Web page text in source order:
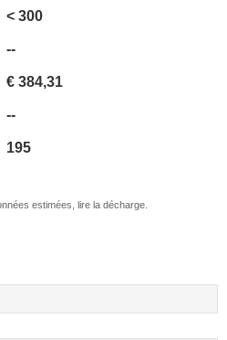
< 300
--
€ 384,31
--
195
estimées, lire la décharge.